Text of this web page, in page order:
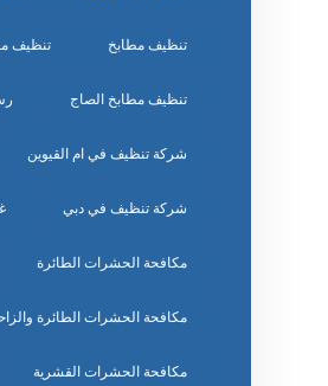
تنظيف مطابخ تنظيف
تنظيف مطابخ الصاج
شركة تنظيف في ام القيوين
شركة تنظيف في دبي
مكافحة الحشرات الطائرة
مكافحة الحشرات الطائرة
مكافحة الحشرات القشرية